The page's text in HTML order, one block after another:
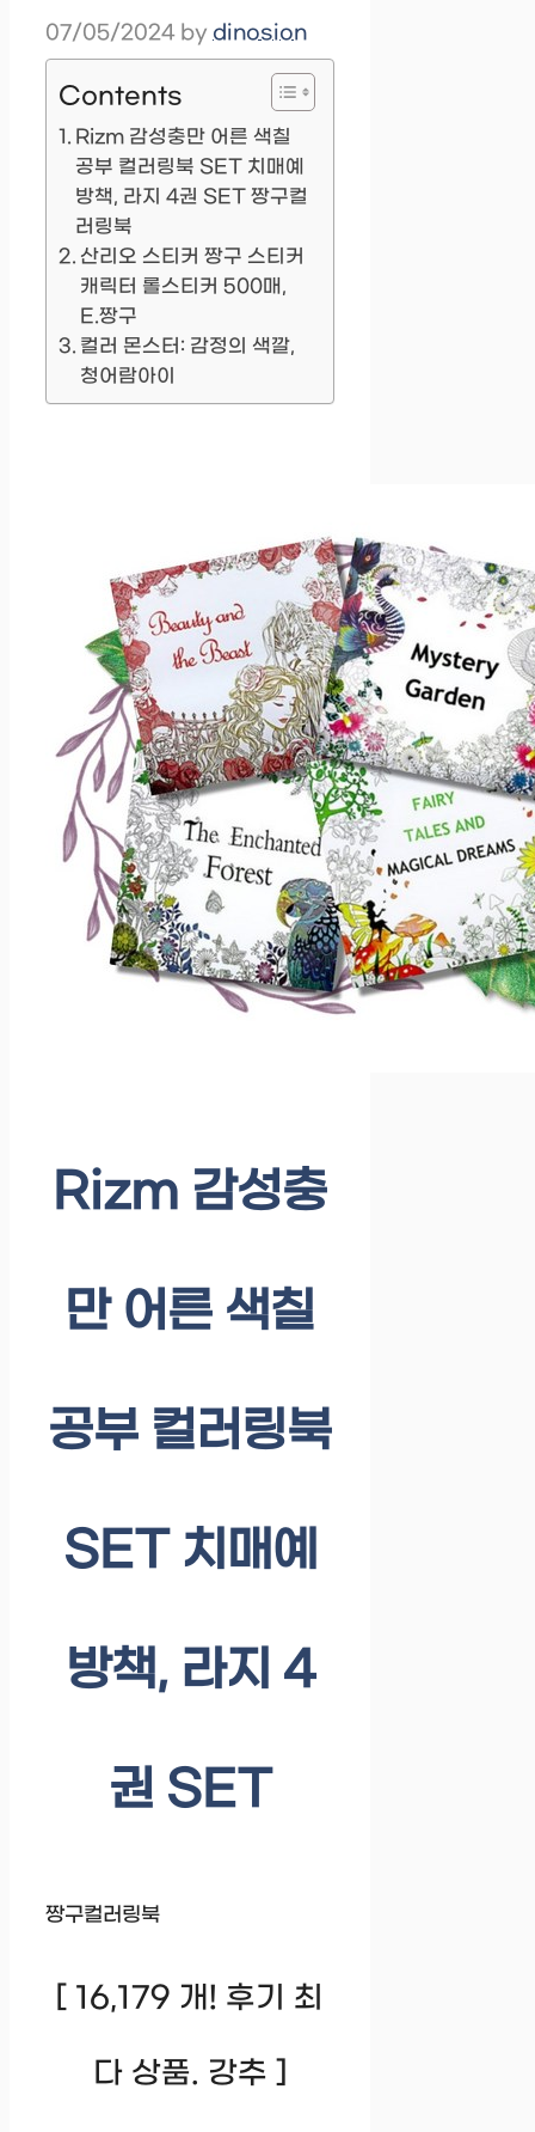
07/05/2024 by dinosion
Contents
Rizm 감성충만 어른 색칠
공부 컬러링북 SET 치매예
방책, 라지 4권 SET 짱구컬
러링북
산리오 스티커 짱구 스티커
캐릭터 롤스티커 500매,
E.짱구
컬러 몬스터: 감정의 색깔,
청어람아이
Rizm 감성충
만 어른 색칠
공부 컬러링북
SET 치매예
방책, 라지 4
권 SET
짱구컬러링북
[ 16,179 개! 후기 최
다 상품. 강추 ]